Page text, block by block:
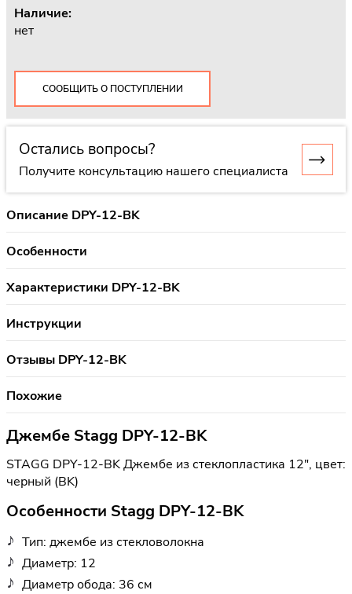
Наличие:
нет
СООБЩИТЬ О ПОСТУПЛЕНИИ
Остались вопросы?
Получите консультацию нашего специалиста
Описание DPY-12-BK
Особенности
Характеристики DPY-12-BK
Инструкции
Отзывы DPY-12-BK
Похожие
Джембе Stagg DPY-12-BK
STAGG DPY-12-BK Джембе из стеклопластика 12", цвет:
черный (BK)
Особенности Stagg DPY-12-BK
Тип: джембе из стекловолокна
Диаметр: 12
Диаметр обода: 36 см